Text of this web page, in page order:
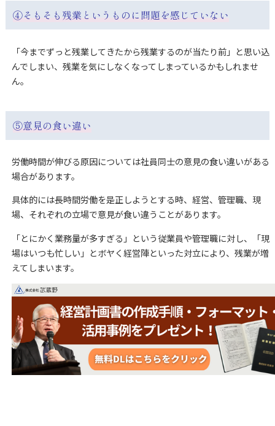
④そもそも残業というものに問題を感じていない
「今までずっと残業してきたから残業するのが当たり前」と思い込
んでしまい、残業を気にしなくなってしまっているかもしれませ
ん。
⑤意見の食い違い
労働時間が伸びる原因については社員同士の意見の食い違いがある
場合があります。
具体的には長時間労働を是正しようとする時、経営、管理職、現
場、それぞれの立場で意見が食い違うことがあります。
「とにかく業務量が多すぎる」という従業員や管理職に対し、「現
場はいつも忙しい」とボヤく経営陣といった対立により、残業が増
えてしまいます。